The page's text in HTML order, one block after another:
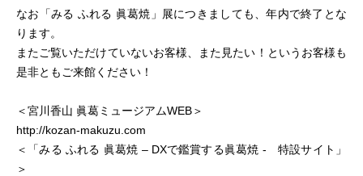
なお「みる ふれる 眞葛焼」展につきましても、年内で終了とな
ります。
またご覧いただけていないお客様、また見たい！というお客様も
是非ともご来館ください！
＜宮川香山 眞葛ミュージアムWEB＞
http://kozan-makuzu.com
＜「みる ふれる 眞葛焼 – DXで鑑賞する眞葛焼 - 特設サイト」
＞